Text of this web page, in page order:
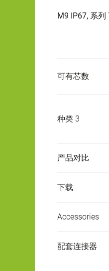
M9 IP67, 系
可有芯数
种类 3
产品对比
下载
Accessories
配套连接器